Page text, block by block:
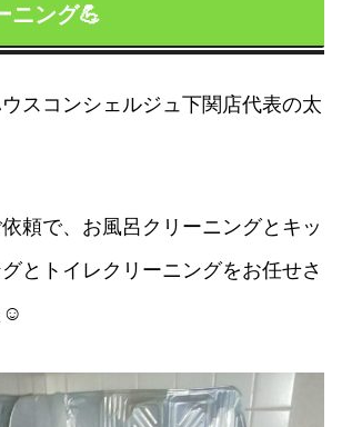
ニング💪
スコンシェルジュ下関店代表の太
頼で、お風呂クリーニングとキッ
とトイレクリーニングをお任せさ
☺️